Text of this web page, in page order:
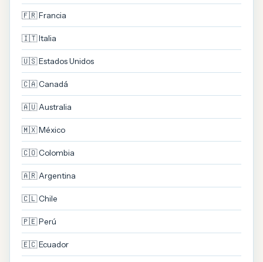
🇫🇷 Francia
🇮🇹 Italia
🇺🇸 Estados Unidos
🇨🇦 Canadá
🇦🇺 Australia
🇲🇽 México
🇨🇴 Colombia
🇦🇷 Argentina
🇨🇱 Chile
🇵🇪 Perú
🇪🇨 Ecuador